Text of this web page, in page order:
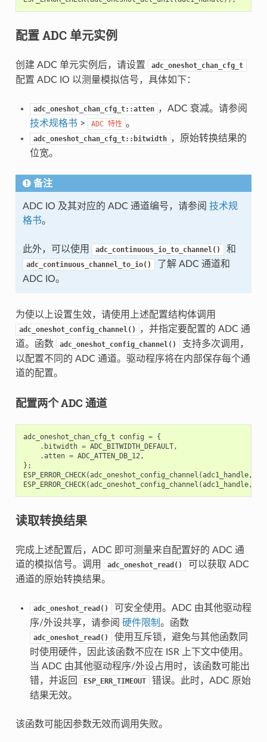
配置 ADC 单元实例
创建 ADC 单元实例后，请设置 adc_oneshot_chan_cfg_t
配置 ADC IO 以测量模拟信号，具体如下：
adc_oneshot_chan_cfg_t::atten ，ADC 衰减。请参阅
技术规格书 > ADC 特性 。
adc_oneshot_chan_cfg_t::bitwidth ，原始转换结果的
位宽。
备注
ADC IO 及其对应的 ADC 通道编号，请参阅 技术规
格书。
此外，可以使用 adc_continuous_io_to_channel() 和
adc_continuous_channel_to_io()
了解 ADC 通道和
ADC IO。
为使以上设置生效，请使用上述配置结构体调用
adc_oneshot_config_channel()
，并指定要配置的 ADC 通
道。函数
adc_oneshot_config_channel()
支持多次调用，
以配置不同的 ADC 通道。驱动程序将在内部保存每个通
道的配置。
配置两个 ADC 通道
adc_oneshot_chan_cfg_t config = {
. bitwidth = ADC_BITWIDTH_DEFAULT,
.atten = ADC_ATTEN_DB_12,
};
ESP_ERROR_CHECK(adc_oneshot_config_channel (adc1_handle,
ESP_ERROR_CHECK(adc_oneshot_config_channel (adc1_handle,
读取转换结果
完成上述配置后，ADC 即可测量来自配置好的 ADC 通
道的模拟信号。调用
adc_oneshot_read()
可以获取 ADC
通道的原始转换结果。
adc_oneshot_read()
可安全使用。ADC 由其他驱动程
序/外设共享，请参阅 硬件限制 。函数
adc_oneshot_read()
使用互斥锁，避免与其他函数同
时使用硬件，因此该函数不应在 ISR 上下文中使用。
当 ADC 由其他驱动程序/外设占用时，该函数可能出
错，并返回
ESP_ERR_TIMEOUT
错误。此时，ADC 原始
结果无效。
该函数可能因参数无效而调用失败。